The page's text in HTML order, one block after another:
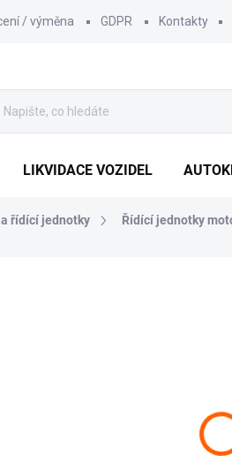
/ výměna GDPR Kontakty
LIKVIDACE VOZIDEL
řídící jednotky Řídící jednotky